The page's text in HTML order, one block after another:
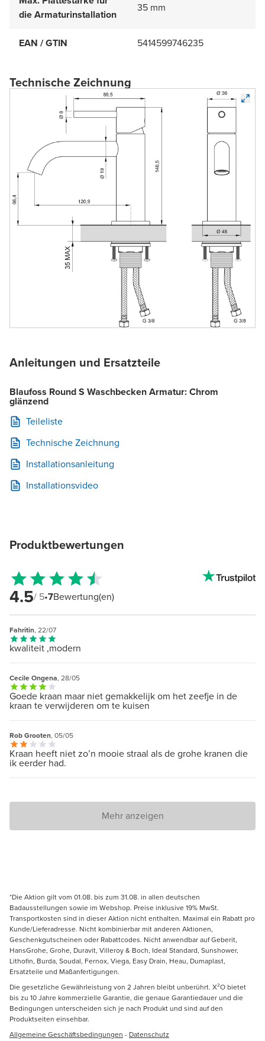
die Armaturinstallation
35 mm
EAN / GTIN 5414599746235
Technische Zeichnung
Anleitungen und Ersatzteile
Blaufoss Round S Waschbecken Armatur: Chrom
glänzend
Teileliste
Technische Zeichnung
Installationsanleitung
Installationsvideo
Produktbewertungen
4.5/ 5•7Bewertung(en)
Fahritin, 22/07
kwaliteit ,modern
Cecile Ongena, 28/05
Goede kraan maar niet gemakkelijk om het zeefje in de
kraan te verwijderen om te kuisen
Rob Grooten, 05/05
Kraan heeft niet zo’n mooie straal als de grohe kranen die
ik eerder had.
Mehr anzeigen
*Die Aktion gilt vom 01.08. bis zum 31.08. in allen deutschen
Badausstellungen sowie im Webshop. Preise inklusive 19% MwSt.
Transportkosten sind in dieser Aktion nicht enthalten. Maximal ein Rabatt pro
Kunde/Lieferadresse. Nicht kombinierbar mit anderen Aktionen,
Geschenkgutscheinen oder Rabattcodes. Nicht anwendbar auf Geberit,
HansGrohe, Grohe, Duravit, Villeroy & Boch, Ideal Standard, Sunshower,
Lithofin, Burda, Soudal, Fernox, Viega, Easy Drain, Heau, Dumaplast,
Ersatzteile und Maßanfertigungen.
Die gesetzliche Gewährleistung von 2 Jahren bleibt unberührt. X²O bietet
bis zu 10 Jahre kommerzielle Garantie, die genaue Garantiedauer und die
Bedingungen unterscheiden sich je nach Produkt und sind auf den
Produktseiten einsehbar.
Allgemeine Geschäftsbedingungen - Datenschutz